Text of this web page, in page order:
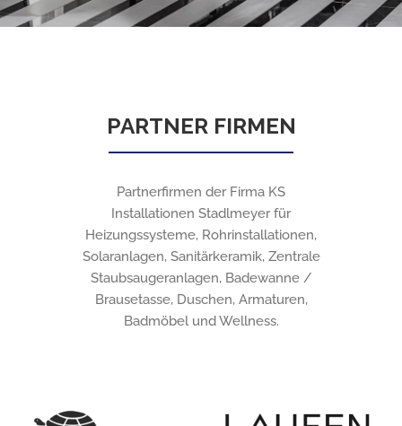
PARTNER FIRMEN
Partnerfirmen der Firma KS
Installationen Stadlmeyer für
Heizungssysteme, Rohrinstallationen,
Solaranlagen, Sanitärkeramik, Zentrale
Staubsaugeranlagen, Badewanne /
Brausetasse, Duschen, Armaturen,
Badmöbel und Wellness.